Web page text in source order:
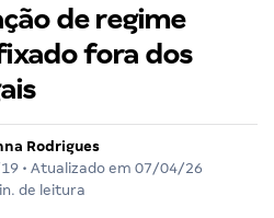
de regime
fora dos
Rodrigues
• Atualizado em 07/04/26
de leitura